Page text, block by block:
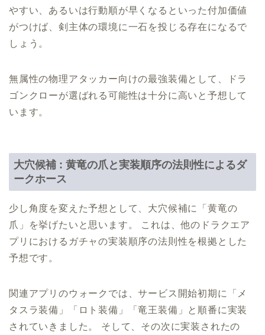
やすい、あるいは行動順が早くなるといった付加価値
がつけば、剣主体の環境に一石を投じる存在になるで
しょう。
無属性の物理アタッカー向けの最強装備として、ドラ
ゴンクローが選ばれる可能性は十分に高いと予想して
います。
大穴候補 : 黄竜の爪と実装順序の法則性によるダ
ークホース
少し角度を変えた予想として、大穴候補に「黄竜の
爪」を挙げたいと思います。 これは、他のドラクエア
プリにおけるガチャの実装順序の法則性を根拠とした
予想です。
関連アプリのウォークでは、サービス開始初期に「メ
タスラ装備」「ロト装備」「竜王装備」と順番に実装
されていきました。 そして、その次に実装されたの